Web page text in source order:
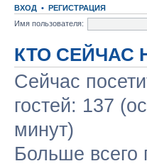
ВХОД • РЕГИСТРАЦИЯ
Имя пользователя:
КТО СЕЙЧАС
Сейчас
гостей: 137
минут)
Больше всего